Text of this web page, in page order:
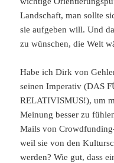
Landschaft, man sollte
sie aufgeben will. Und
zu wünschen, die Welt
Habe ich Dirk von
seinen Imperativ (DAS
RELATIVISMUS!), um
Meinung besser zu
Mails von
weil sie von den
werden? Wie gut, dass